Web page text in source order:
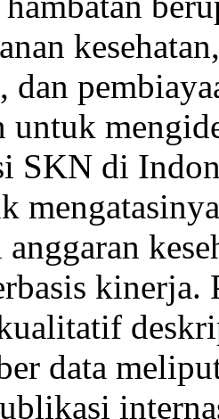
dan
SKN di
kinerja.
data